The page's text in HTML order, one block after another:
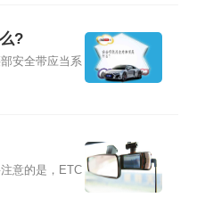
?
安全带应当系
意的是，ETC